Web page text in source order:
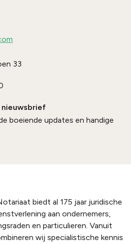
33
nieuwsbrief
boeiende updates en handige
biedt al 175 jaar juridische
aan ondernemers,
en particulieren. Vanuit
wij specialistische kennis